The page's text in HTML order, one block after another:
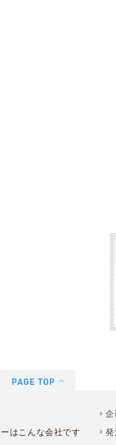
はこんな会社です
企
発